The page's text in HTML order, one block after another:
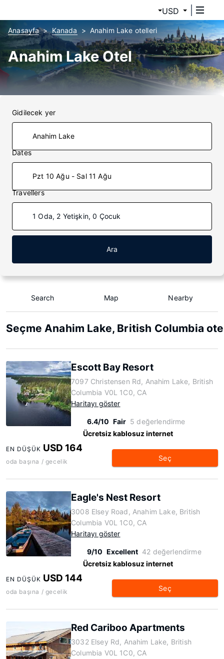
USD
Anasayfa Kanada Anahim Lake otelleri
Anahim Lake Otel
Gidilecek yer
Dates
Pzt 10 Ağu - Sal 11 Ağu
Travellers
1 Oda, 2 Yetişkin, 0 Çocuk
Ara
Search Map Nearby
Seçme Anahim Lake, British Columbia
Escott Bay Resort
7097 Christensen Rd, Anahim Lake, British
Columbia V0L 1C0, CA
Haritayı göster
6.4/10 Fair 5 değerlendirme
Ücretsiz kablosuz internet
EN DÜŞÜK USD 164
oda başına / gecelik Seç
Eagle's Nest Resort
3008 Elsey Road, Anahim Lake, British
Columbia V0L 1C0, CA
Haritayı göster
9/10 Excellent 42 değerlendirme
Ücretsiz kablosuz internet
EN DÜŞÜK USD 144
oda başına / gecelik Seç
Red Cariboo Apartments
3032 Elsey Rd, Anahim Lake, British
Columbia V0L 1C0, CA